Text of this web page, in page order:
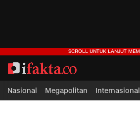
ifakta.co
#pastibenar
Nasional Megapolitan Internasional